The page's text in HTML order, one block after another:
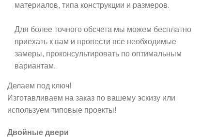
материалов, типа конструкции и размеров.
Для более точного обсчета мы можем бесплатно
приехать к вам и провести все необходимые
замеры, проконсультировать по оптимальным
вариантам.
Делаем под ключ!
Изготавливаем на заказ по вашему эскизу или
используем типовые проекты!
Двойные двери